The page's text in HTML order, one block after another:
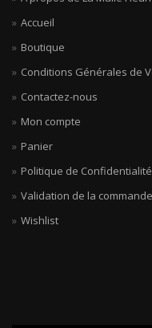
Accueil
Boutique
Conditions Générales de
Contactez-nous
Mon compte
Panier
Politique de
Validation de la commande
Wishlist